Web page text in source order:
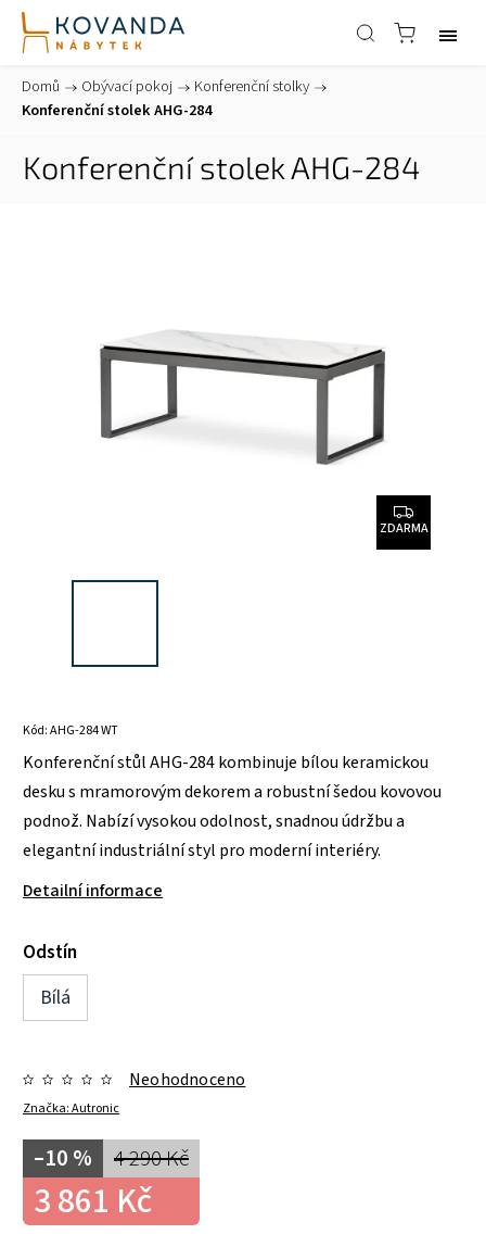
Domů / Obývací pokoj / Konferenční stolky /
Konferenční stolek AHG-284
Konferenční stolek AHG-284
ZDARMA
Kód:AHG-284 WT
Konferenční stůl AHG-284 kombinuje bílou keramickou
desku s mramorovým dekorem a robustní šedou kovovou
podnož. Nabízí vysokou odolnost, snadnou údržbu a
elegantní industriální styl pro moderní interiéry.
Detailní informace
Odstín
Bílá
Značka:Autronic
Neohodnoceno
4 290 Kč
–10 %
3 861 Kč